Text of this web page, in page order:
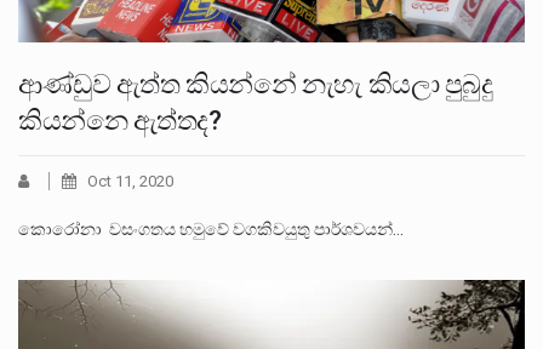
ආණ්ඩුව ඇත්ත කියන්නේ නැහැ කියලා පුබුදු
කියන්නෙ ඇත්තද?
Oct 11, 2020
කොරෝනා වසංගතය හමුවේ වගකිවයුතු පාර්ශවයන්…